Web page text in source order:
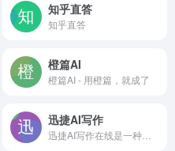
知乎直答
知乎直答
橙篇AI
橙篇AI - 用橙篇，就成了
迅捷AI写作